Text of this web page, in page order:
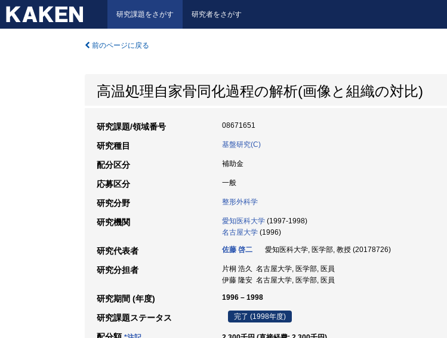
研究課題をさがす 研究者をさがす
前のページに戻る
高温処理自家骨同化過程の解析(画像と組織の対比)
研究課題/領域番号 08671651
研究種目 基盤研究(C)
配分区分 補助金
応募区分 一般
研究分野 整形外科学
研究機関 愛知医科大学 (1997-1998)
名古屋大学 (1996)
研究代表者 佐藤 啓二 愛知医科大学, 医学部, 教授 (20178726)
研究分担者
片桐 浩久 名古屋大学, 医学部, 医員
伊藤 隆安 名古屋大学, 医学部, 医員
研究期間 (年度) 1996 – 1998
研究課題ステータス 完了 (1998年度)